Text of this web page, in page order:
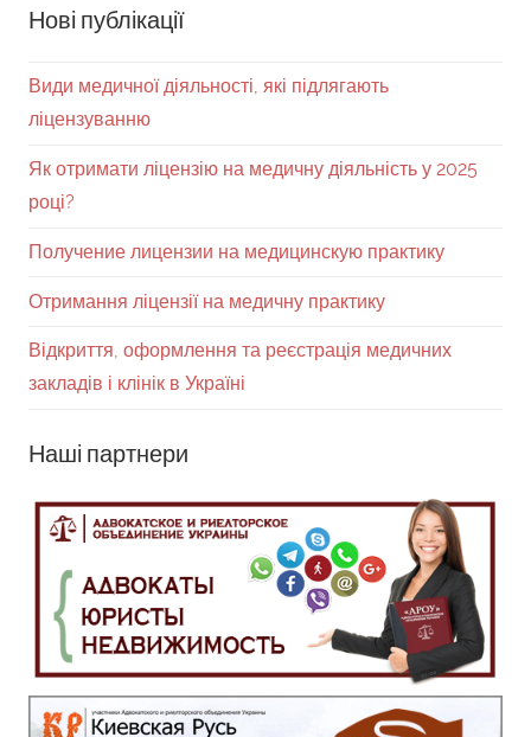
Нові публікації
Види медичної діяльності, які підлягають
ліцензуванню
Як отримати ліцензію на медичну діяльність у 2025
році?
Получение лицензии на медицинскую практику
Отримання ліцензії на медичну практику
Відкриття, оформлення та реєстрація медичних
закладів і клінік в Україні
Наші партнери